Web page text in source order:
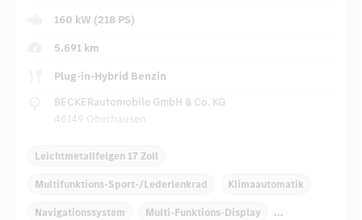
160 kW (218 PS)
5.691 km
Plug-in-Hybrid Benzin
BECKERautomobile GmbH & Co. KG
46149 Oberhausen
Leichtmetallfelgen 17 Zoll
Multifunktions-Sport-/Lederlenkrad Klimaautomatik
Navigationssystem Multi-Funktions-Display